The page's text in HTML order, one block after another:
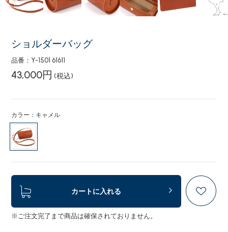
ショルダーバッグ
品番：Y-1501 61611
43,000円 (税込)
カラー：キャメル
カートに入れる
※ご注文完了まで商品は確保されておりません。